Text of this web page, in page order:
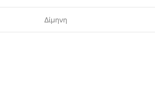
Δίμηνη